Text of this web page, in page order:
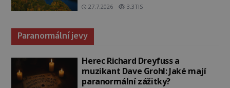
27.7.2026 3.3TIS
Paranormální jevy
Herec Richard Dreyfuss a
muzikant Dave Grohl: Jaké mají
paranormální zážitky?